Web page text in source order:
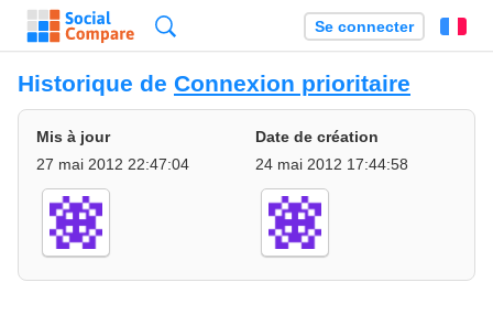
Se connecter
Historique de Connexion prioritaire
Mis à jour
27 mai 2012 22:47:04
Date de création
24 mai 2012 17:44:58